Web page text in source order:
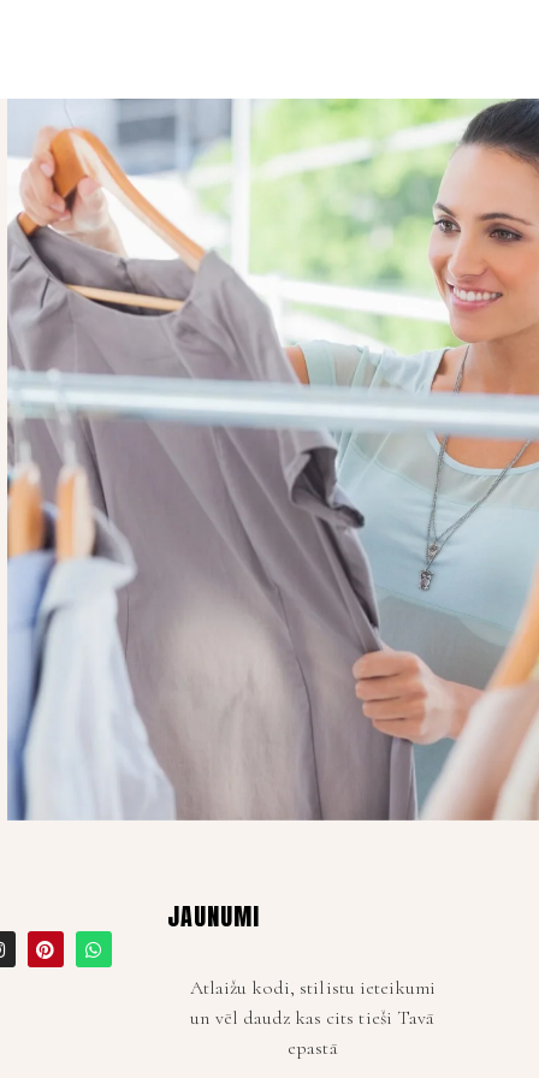
darba dienu laikā pēc pasūtījuma
individuāli pēc stilista izvērtējuma,
dienas atkarībā no Tava pasūtījuma un
mēs Tevi informēsim e-pastā par
apmaksa nav veikta, pasūtījums sistēmā
nodots uz izpildi, tāpēc pārliecinies
JAUNUMI
Atlaižu kodi, stilistu ieteikumi
un vēl daudz kas cits tieši Tavā
epastā